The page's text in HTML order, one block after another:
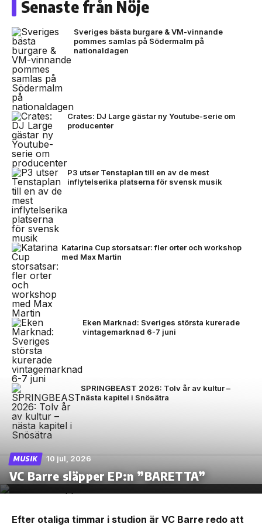
Senaste från Nöje
Sveriges bästa burgare & VM-vinnande
pommes samlas på Södermalm på
nationaldagen
Crates: DJ Large gästar ny Youtube-serie om
producenter
P3 utser Tenstaplan till en av de mest
inflytelserika platserna för svensk musik
Katarina Cup storsatsar: fler orter och workshop
med Max Martin
Eken Marknad: Sveriges största kurerade
vintagemarknad 6-7 juni
SPRINGBEAST 2026: Tolv år av kultur –
nästa kapitel i Snösätra
MUSIK 10 jul, 2026
VC Barre släpper EP:n ”BARETTA”
Efter otaliga timmar i studion är VC Barre redo att